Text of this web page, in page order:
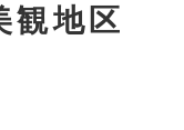
観地区